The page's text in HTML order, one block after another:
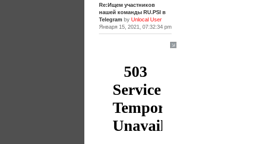
Re:Ищем участников
нашей команды RU.PSI в
Telegram by Unlocal User
Января 15, 2021, 07:32:34 pm